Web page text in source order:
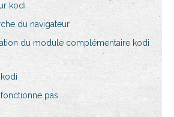
kodi
du navigateur
du module complémentaire kodi
pas